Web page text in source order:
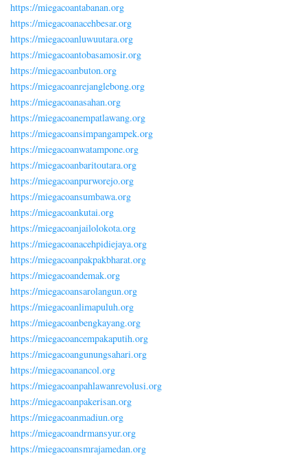
https://miegacoantabanan.org
https://miegacoanacehbesar.org
https://miegacoanluwuutara.org
https://miegacoantobasamosir.org
https://miegacoanbuton.org
https://miegacoanrejanglebong.org
https://miegacoanasahan.org
https://miegacoanempatlawang.org
https://miegacoansimpangampek.org
https://miegacoanwatampone.org
https://miegacoanbaritoutara.org
https://miegacoanpurworejo.org
https://miegacoansumbawa.org
https://miegacoankutai.org
https://miegacoanjailolokota.org
https://miegacoanacehpidiejaya.org
https://miegacoanpakpakbharat.org
https://miegacoandemak.org
https://miegacoansarolangun.org
https://miegacoanlimapuluh.org
https://miegacoanbengkayang.org
https://miegacoancempakaputih.org
https://miegacoangunungsahari.org
https://miegacoanancol.org
https://miegacoanpahlawanrevolusi.org
https://miegacoanpakerisan.org
https://miegacoanmadiun.org
https://miegacoandrmansyur.org
https://miegacoansmrajamedan.org